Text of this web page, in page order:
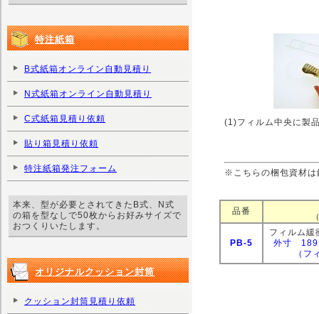
(1)フィルム中央に製
※こちらの梱包資材は
品番
PB-5
フィルム
外寸
（
特注紙箱
B式紙箱オンライン自動見積り
N式紙箱オンライン自動見積り
C式紙箱見積り依頼
貼り箱見積り依頼
特注紙箱発注フォーム
本来、型が必要とされてきたB式、N式
の箱を型なしで50枚からお好みサイズで
おつくりいたします。
オリジナルクッション封筒
クッション封筒見積り依頼